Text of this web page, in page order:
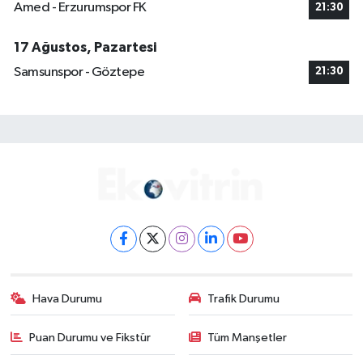
Amed - Erzurumspor FK 21:30
17 Ağustos, Pazartesi
Samsunspor - Göztepe
21:30
Hava Durumu Trafik Durumu
Puan Durumu ve Fikstür Tüm Manşetler